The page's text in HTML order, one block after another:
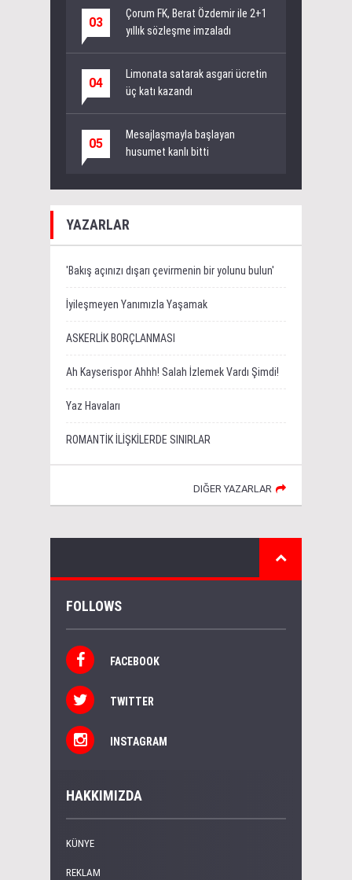
03
Çorum FK, Berat Özdemir ile 2+1
yıllık sözleşme imzaladı
04
Limonata satarak asgari ücretin
üç katı kazandı
05
Mesajlaşmayla başlayan
husumet kanlı bitti
YAZARLAR
'Bakış açınızı dışarı çevirmenin bir yolunu bulun'
İyileşmeyen Yanımızla Yaşamak
ASKERLİK BORÇLANMASI
Ah Kayserispor Ahhh! Salah İzlemek Vardı Şimdi!
Yaz Havaları
ROMANTİK İLİŞKİLERDE SINIRLAR
DIĞER YAZARLAR
FOLLOWS
FACEBOOK
TWITTER
INSTAGRAM
HAKKIMIZDA
KÜNYE
REKLAM